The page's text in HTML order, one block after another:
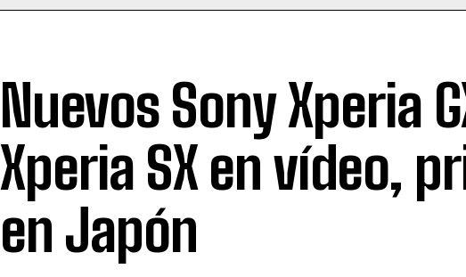
Nuevos Sony Xperia
Xperia SX en vídeo,
en Japón